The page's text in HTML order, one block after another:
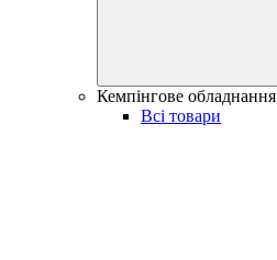
Кемпінгове обладнання
Всі товари